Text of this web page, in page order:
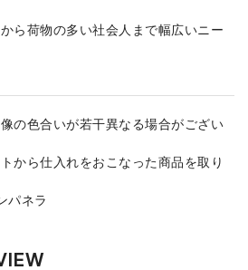
ら荷物の多い社会人まで幅広いニー
の色合いが若干異なる場合がござい
から仕入れをおこなった商品を取り
パネラ